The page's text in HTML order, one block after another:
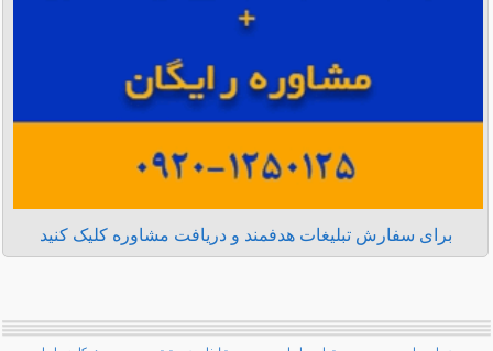
برای سفارش تبلیغات هدفمند و دریافت مشاوره کلیک کنید